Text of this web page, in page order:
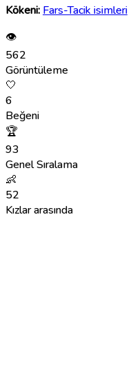
Kökeni: Fars-Tacik isimleri
👁
562
Görüntüleme
🤍
6
Beğeni
🏆
93
Genel Sıralama
👶
52
Kızlar arasında